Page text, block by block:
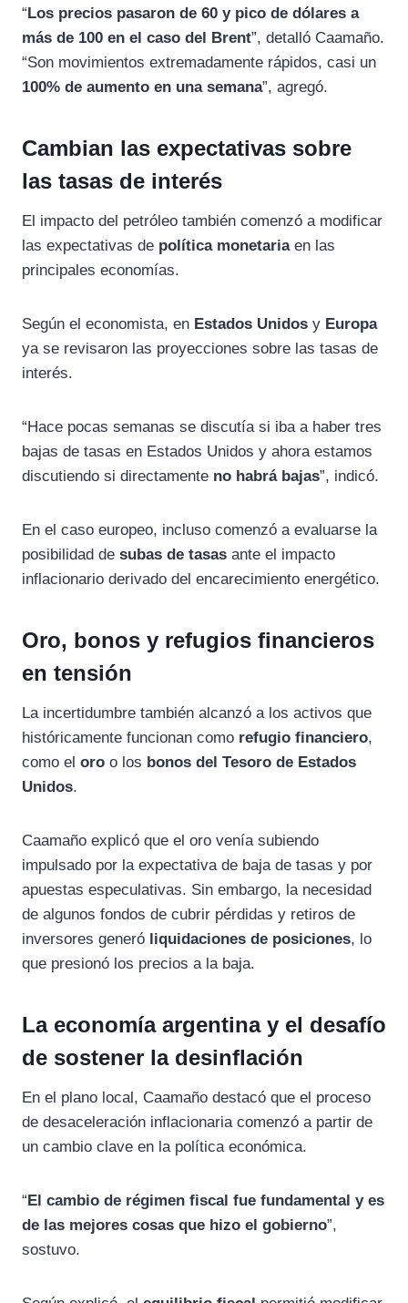
“Los precios pasaron de 60 y pico de dólares a
más de 100 en el caso del Brent”, detalló Caamaño.
“Son movimientos extremadamente rápidos, casi un
100% de aumento en una semana”, agregó.
Cambian las expectativas sobre
las tasas de interés
El impacto del petróleo también comenzó a modificar
las expectativas de política monetariaen las
principales economías.
Según el economista, en Estados Unidos y Europa
ya se revisaron las proyecciones sobre las tasas de
interés.
“Hace pocas semanas se discutía si iba a haber tres
bajas de tasas en Estados Unidos y ahora estamos
discutiendo si directamente no habrá bajas”, indicó.
En el caso europeo, incluso comenzó a evaluarse la
posibilidad de subas de tasas ante el impacto
inflacionario derivado del encarecimiento energético.
Oro, bonos y refugios financieros
en tensión
La incertidumbre también alcanzó a los activos que
históricamente funcionan como refugio financiero,
como el oro o los bonos del Tesoro de Estados
Unidos.
Caamaño explicó que el oro venía subiendo
impulsado por la expectativa de baja de tasas y por
apuestas especulativas. Sin embargo, la necesidad
de algunos fondos de cubrir pérdidas y retiros de
inversores generó liquidaciones de posiciones, lo
que presionó los precios a la baja.
La economía argentina y el desafío
de sostener la desinflación
En el plano local, Caamaño destacó que el proceso
de desaceleración inflacionaria comenzó a partir de
un cambio clave en la política económica.
“El cambio de régimen fiscal fue fundamental y es
de las mejores cosas que hizo el gobierno”,
sostuvo.